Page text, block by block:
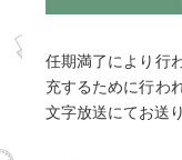
任期満了により行
充するために行わ
文字放送にてお送